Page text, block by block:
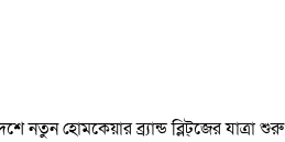
নতুন হোমকেয়ার ব্র্যান্ড ব্লিট্‌জের যাত্রা শুরু